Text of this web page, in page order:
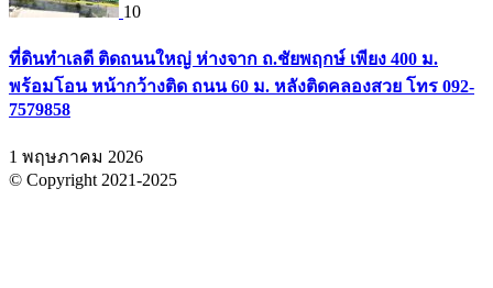
10
ที่ดินทำเลดี ติดถนนใหญ่ ห่างจาก ถ.ชัยพฤกษ์ เพียง 400 ม.
พร้อมโอน หน้ากว้างติด ถนน 60 ม. หลังติดคลองสวย โทร 092-
7579858
1 พฤษภาคม 2026
© Copyright 2021-2025